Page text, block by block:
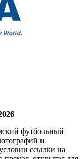
футбольный
и
ссылки на